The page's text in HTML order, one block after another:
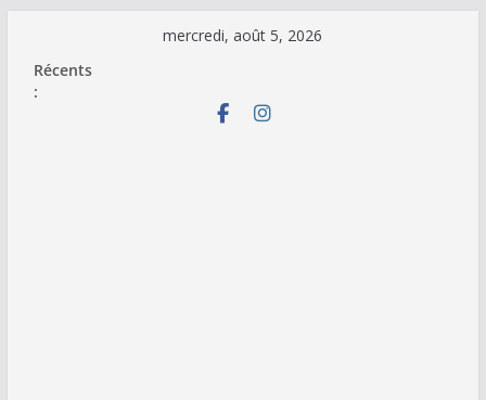
contenu
mercredi, août 5, 2026
Récents
: